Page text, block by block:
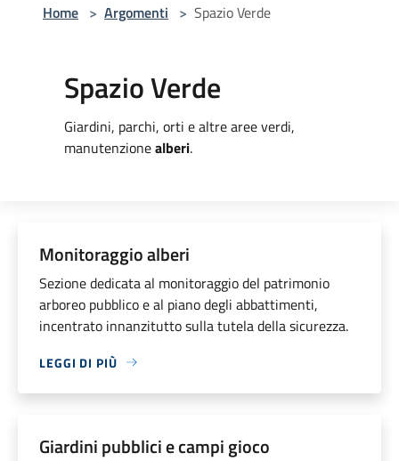
Home > Argomenti > Spazio Verde
Spazio Verde
Giardini, parchi, orti e altre aree verdi,
manutenzionealberi.
Monitoraggio alberi
Sezione dedicata al monitoraggio del patrimonio
arboreo pubblico e al piano degli abbattimenti,
incentrato innanzitutto sulla tutela della sicurezza.
LEGGI DI PIÙ
Giardini pubblici e campi gioco